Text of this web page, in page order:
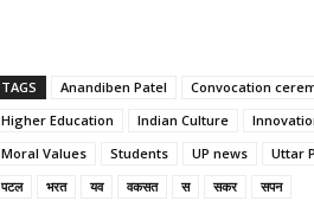
TAGS Anandiben Patel Convocation
Higher Education
Indian Culture
Moral Values
Students UP news Uttar
पटल
भरत यव वकसत स सकर सपन